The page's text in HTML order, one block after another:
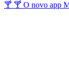
🍸 🍸 O novo app